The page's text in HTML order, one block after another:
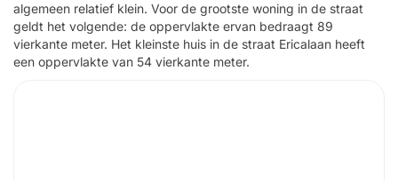
algemeen relatief klein. Voor de grootste woning in de straat
geldt het volgende: de oppervlakte ervan bedraagt 89
vierkante meter. Het kleinste huis in de straat Ericalaan heeft
een oppervlakte van 54 vierkante meter.